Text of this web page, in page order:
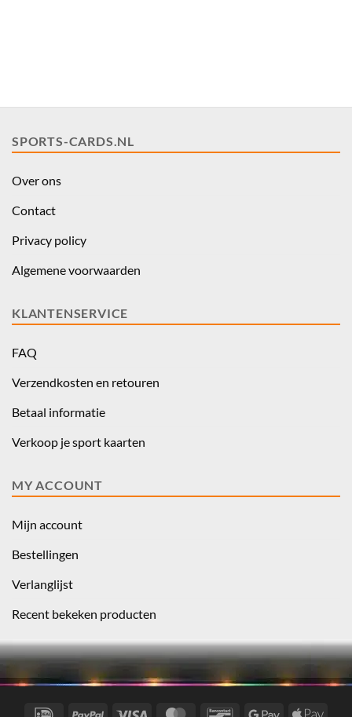
SPORTS-CARDS.NL
Over ons
Contact
Privacy policy
Algemene voorwaarden
KLANTENSERVICE
FAQ
Verzendkosten en retouren
Betaal informatie
Verkoop je sport kaarten
MY ACCOUNT
Mijn account
Bestellingen
Verlanglijst
Recent bekeken producten
IDeal PayPal Visa MasterCardBancontactGoogle Apple